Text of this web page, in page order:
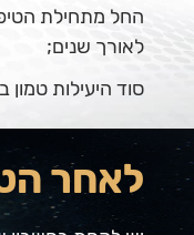
החל מתחילת
לאורך שנים;
סוד היעילות טמון
לאחר